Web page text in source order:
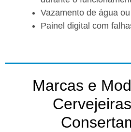
Vazamento de água
Painel digital com
Marcas e